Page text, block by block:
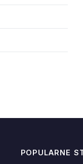
POPULARNE